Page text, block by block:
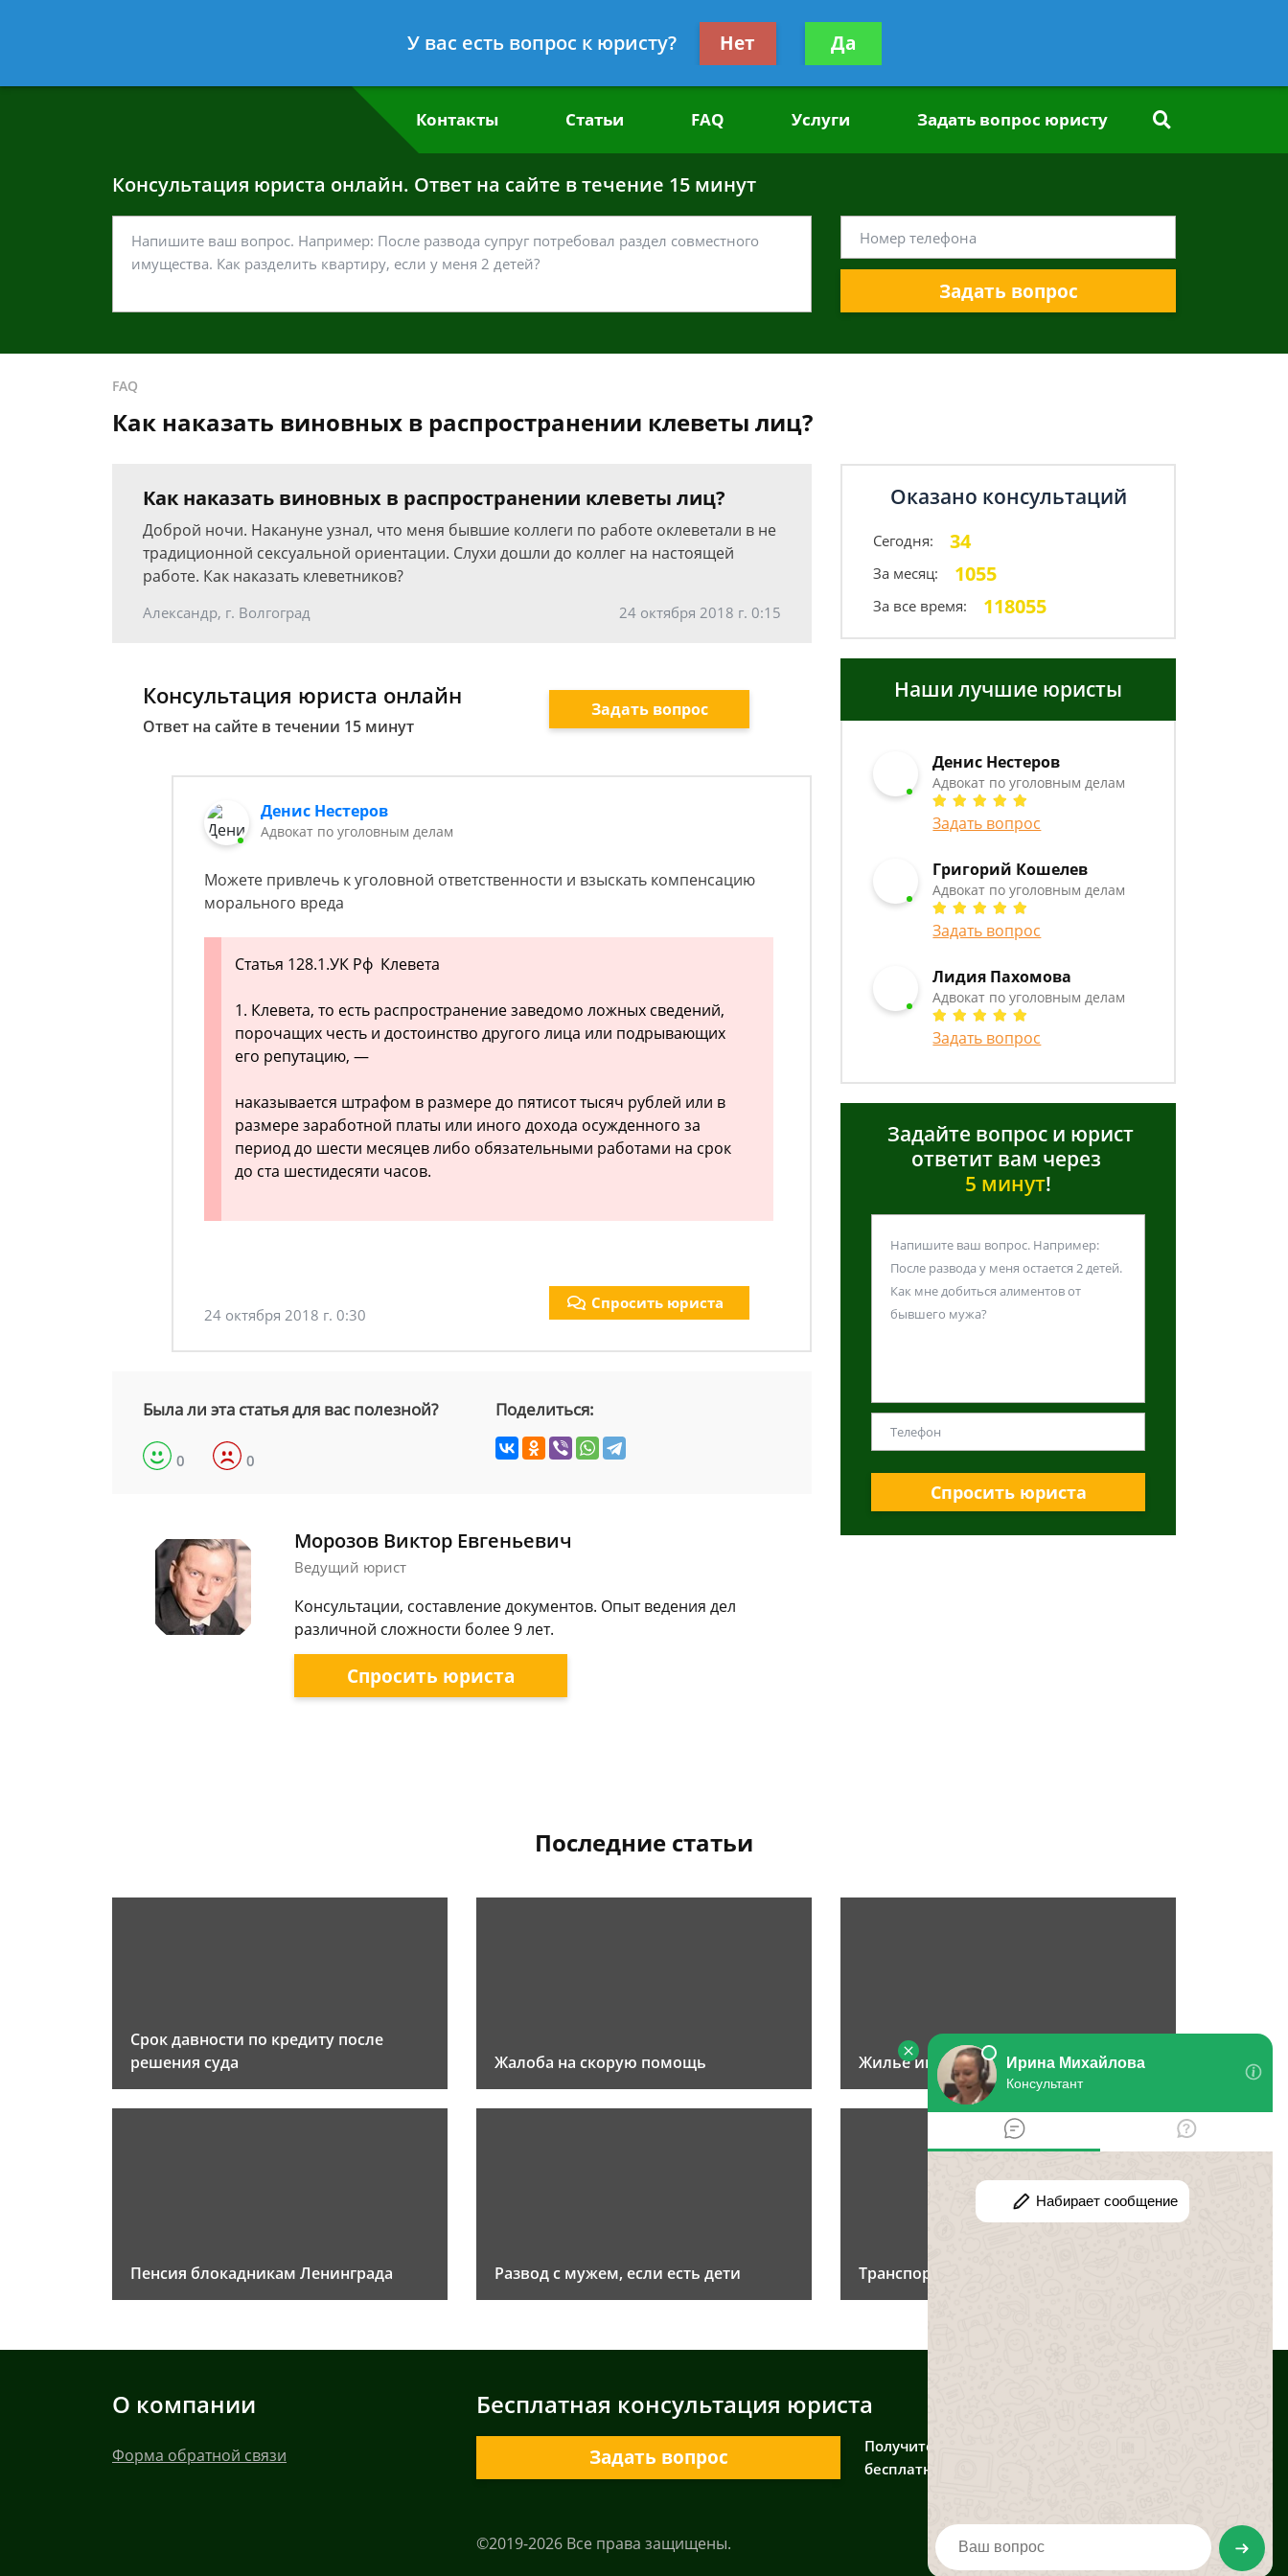
- Адвокат по уголовным делам
Получите консультацию
бесплатно
Контакты Статьи FAQ Услуги Задать вопрос юристу
Консультация юриста онлайн. Ответ на сайте в течение 15 минут
Задать вопрос
FAQ
Как наказать виновных в распространении клеветы лиц?
Как наказать виновных в распространении клеветы лиц?
Доброй ночи. Накануне узнал, что меня бывшие коллеги по работе оклеветали в не
традиционной сексуальной ориентации. Слухи дошли до коллег на настоящей
работе. Как наказать клеветников?
Александр, г. Волгоград 24 октября 2018 г. 0:15
Консультация юриста онлайн
Ответ на сайте в течении 15 минут
Задать вопрос
Денис Нестеров
Адвокат по уголовным делам
Можете привлечь к уголовной ответственности и взыскать компенсацию
морального вреда
Статья 128.1.УК Рф Клевета
1. Клевета, то есть распространение заведомо ложных сведений,
порочащих честь и достоинство другого лица или подрывающих
его репутацию, —
наказывается штрафом в размере до пятисот тысяч рублей или в
размере заработной платы или иного дохода осужденного за
период до шести месяцев либо обязательными работами на срок
до ста шестидесяти часов.
24 октября 2018 г. 0:30
Спросить юриста
Была ли эта статья для вас полезной?
0 0
Поделиться:
Морозов Виктор Евгеньевич
Ведущий юрист
Консультации, составление документов. Опыт ведения дел
различной сложности более 9 лет.
Спросить юриста
Оказано консультаций
Сегодня: 34
За месяц: 1055
За все время: 118055
Наши лучшие юристы
Денис Нестеров
Адвокат по уголовным делам
Задать вопрос
Григорий Кошелев
Адвокат по уголовным делам
Задать вопрос
Лидия Пахомова
Адвокат по уголовным делам
Задать вопрос
Задайте вопрос и юрист
ответит вам через
5 минут!
Спросить юриста
Последние статьи
Срок давности по кредиту после
решения суда
Жалоба на скорую помощь Жилье инвалидам 3 группы
Пенсия блокадникам Ленинграда Развод с мужем, если есть дети Транспортный налог для инвалидов
О компании
Форма обратной связи
Бесплатная консультация юриста
Задать вопрос
Получите консультацию
бесплатно
©2019-2026 Все права защищены.
У вас есть вопрос к юристу? Нет Да